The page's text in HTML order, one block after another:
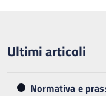
Ultimi articoli
Normativa e